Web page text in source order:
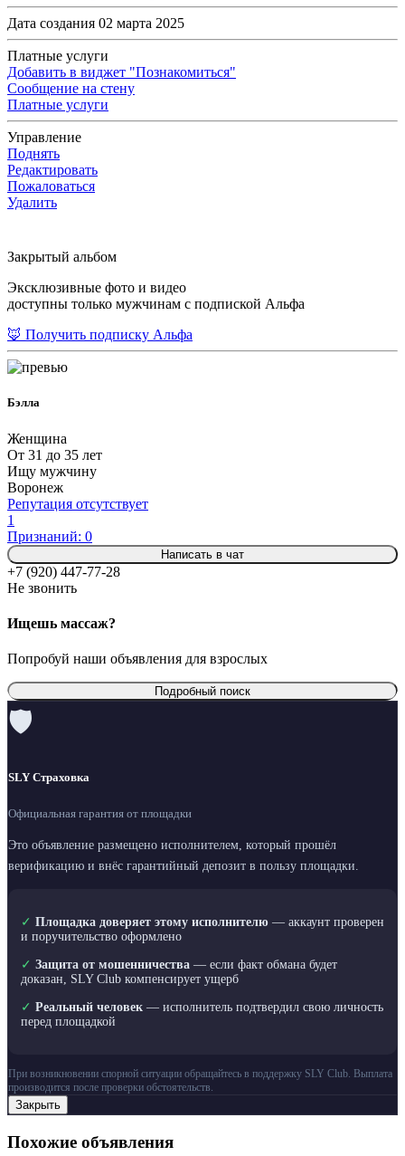
Дата создания 02 марта 2025
Платные услуги
Добавить в виджет "Познакомиться"
Сообщение на стену
Платные услуги
Управление
Поднять
Редактировать
Пожаловаться
Удалить
Закрытый альбом
Эксклюзивные фото и видео
доступны только мужчинам с подпиской Альфа
🦊 Получить подписку Альфа
Бэлла
Женщина
От 31 до 35 лет
Ищу мужчину
Воронеж
Репутация отсутствует
1
Признаний: 0
Написать в чат
+7 (920) 447-77-28
Не звонить
Ищешь массаж?
Попробуй наши объявления для взрослых
Подробный поиск
🛡
SLY Страховка
Официальная гарантия от площадки
Это объявление размещено исполнителем, который прошёл
верификацию и внёс гарантийный депозит в пользу площадки.
✓ Площадка доверяет этому исполнителю — аккаунт проверен
и поручительство оформлено
✓ Защита от мошенничества — если факт обмана будет
доказан, SLY Club компенсирует ущерб
✓ Реальный человек — исполнитель подтвердил свою личность
перед площадкой
При возникновении спорной ситуации обращайтесь в поддержку SLY Club. Выплата
производится после проверки обстоятельств.
Закрыть
Похожие объявления